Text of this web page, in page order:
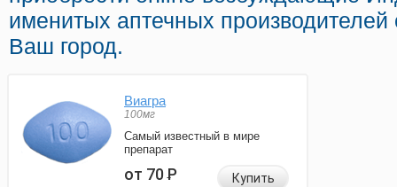
именитых аптечных производителей
Ваш город.
Виагра
100мг
Самый известный в мире
препарат
от 70Р Купить